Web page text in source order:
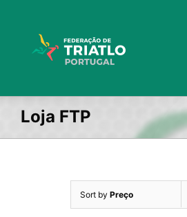
Loja FTP
Sort by Preço